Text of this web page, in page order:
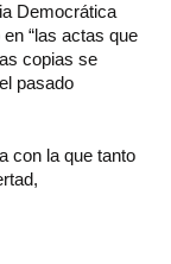
Democrática
“las actas que
copias se
pasado
con la que tanto